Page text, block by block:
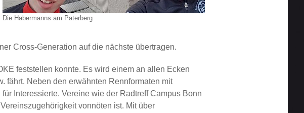
Die Habermanns am Paterberg
Cross-Generation auf die nächste übertragen.
feststellen konnte. Es wird einem an allen Ecken
fährt. Neben den erwähnten Rennformaten mit
Interessierte. Vereine wie der Radtreff Campus Bonn
vonnöten ist. Mit über